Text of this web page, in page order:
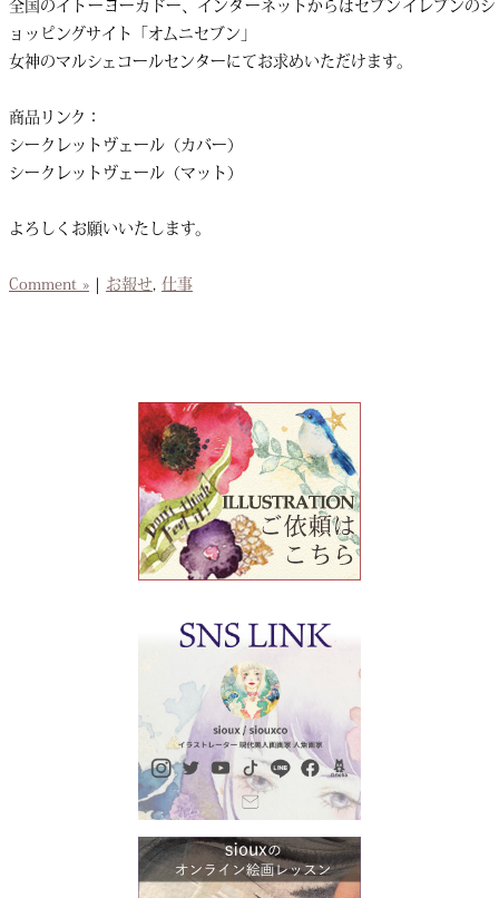
ョッピングサイト「オムニセブン」
女神のマルシェコールセンターにてお求めいただけます。
商品リンク：
シークレットヴェール（カバー）
シークレットヴェール（マット）
よろしくお願いいたします。
Comment » | お報せ, 仕事